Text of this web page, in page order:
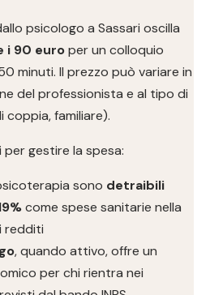
psicologo a Sassari oscilla
i 90 europer un colloquio
minuti. Il prezzo può variare in
del professionista e al tipo di
coppia, familiare).
gestire la spesa:
sono detraibili
come spese sanitarie nella
redditi
, quando attivo, offre un
per chi rientra nei